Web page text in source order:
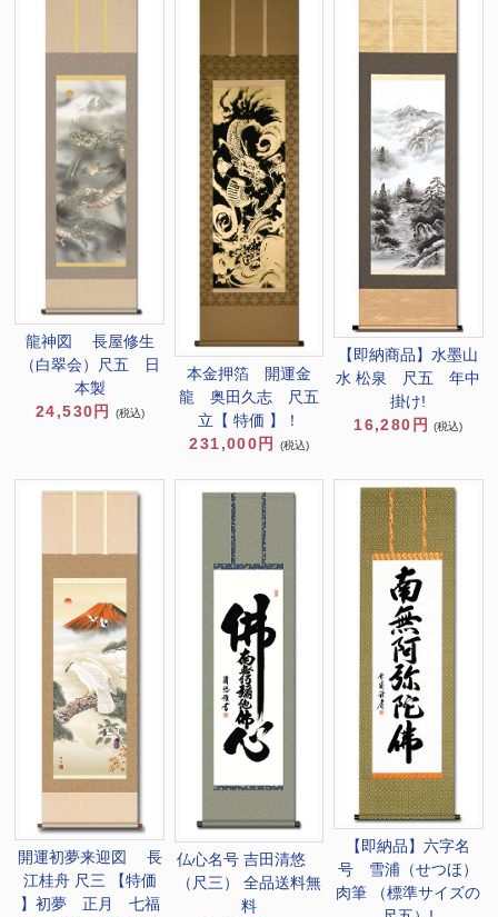
龍神図 長屋修生
（白翠会）尺五 日
本製
24,530円
(税込)
本金押箔 開運金
龍 奥田久志 尺五
立【 特価 】！
231,000円
(税込)
【即納商品】水墨山
水 松泉 尺五 年中
掛け!
16,280円
(税込)
開運初夢来迎図 長
江桂舟 尺三 【特価
】初夢 正月 七福
仏心名号 吉田清悠
（尺三） 全品送料無
料
【即納品】六字名
号 雪浦（せつほ）
肉筆 （標準サイズの